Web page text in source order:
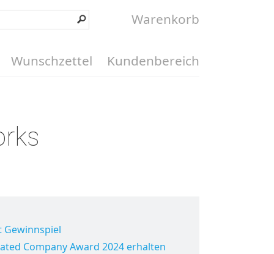
Warenkorb
Kundenbereich
Wunschzettel
Gewinnspiel
Company Award 2024 erhalten